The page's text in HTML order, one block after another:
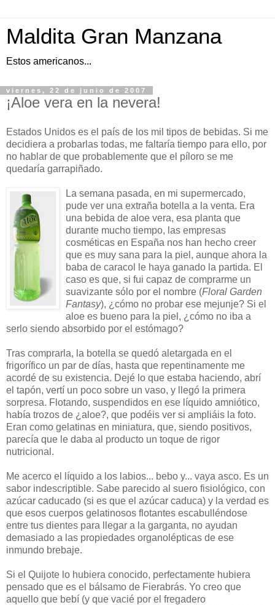
Maldita Gran Manzana
Estos americanos...
viernes, 22 de junio de 2007
¡Aloe vera en la nevera!
Estados Unidos es el país de los mil tipos de bebidas. Si me
decidiera a probarlas todas, me faltaría tiempo para ello, por
no hablar de que probablemente que el píloro se me
quedaría garrapiñado.
La semana pasada, en mi supermercado,
pude ver una extraña botella a la venta. Era
una bebida de aloe vera, esa planta que
durante mucho tiempo, las empresas
cosméticas en España nos han hecho creer
que es muy sana para la piel, aunque ahora la
baba de caracol le haya ganado la partida. El
caso es que, si fui capaz de comprarme un
suavizante sólo por el nombre (Floral Garden
Fantasy), ¿cómo no probar ese mejunje? Si el
aloe es bueno para la piel, ¿cómo no iba a
serlo siendo absorbido por el estómago?
Tras comprarla, la botella se quedó aletargada en el
frigorífico un par de días, hasta que repentinamente me
acordé de su existencia. Dejé lo que estaba haciendo, abrí
el tapón, vertí un poco sobre un vaso, y llegó la primera
sorpresa. Flotando, suspendidos en ese líquido amniótico,
había trozos de ¿aloe?, que podéis ver si ampliáis la foto.
Eran como gelatinas en miniatura, que, siendo positivos,
parecía que le daba al producto un toque de rigor
nutricional.
Me acerco el líquido a los labios... bebo y... vaya asco. Es un
sabor indescriptible. Sabe parecido al suero fisiológico, con
azúcar caducado (si es que el azúcar caduca) y la verdad es
que esos cuerpos gelatinosos flotantes escabulléndose
entre tus dientes para llegar a la garganta, no ayudan
demasiado a las propiedades organolépticas de ese
inmundo brebaje.
Si el Quijote lo hubiera conocido, perfectamente hubiera
pensado que es el bálsamo de Fierabrás. Yo creo que
aquello que bebí (y que vacié por el fregadero